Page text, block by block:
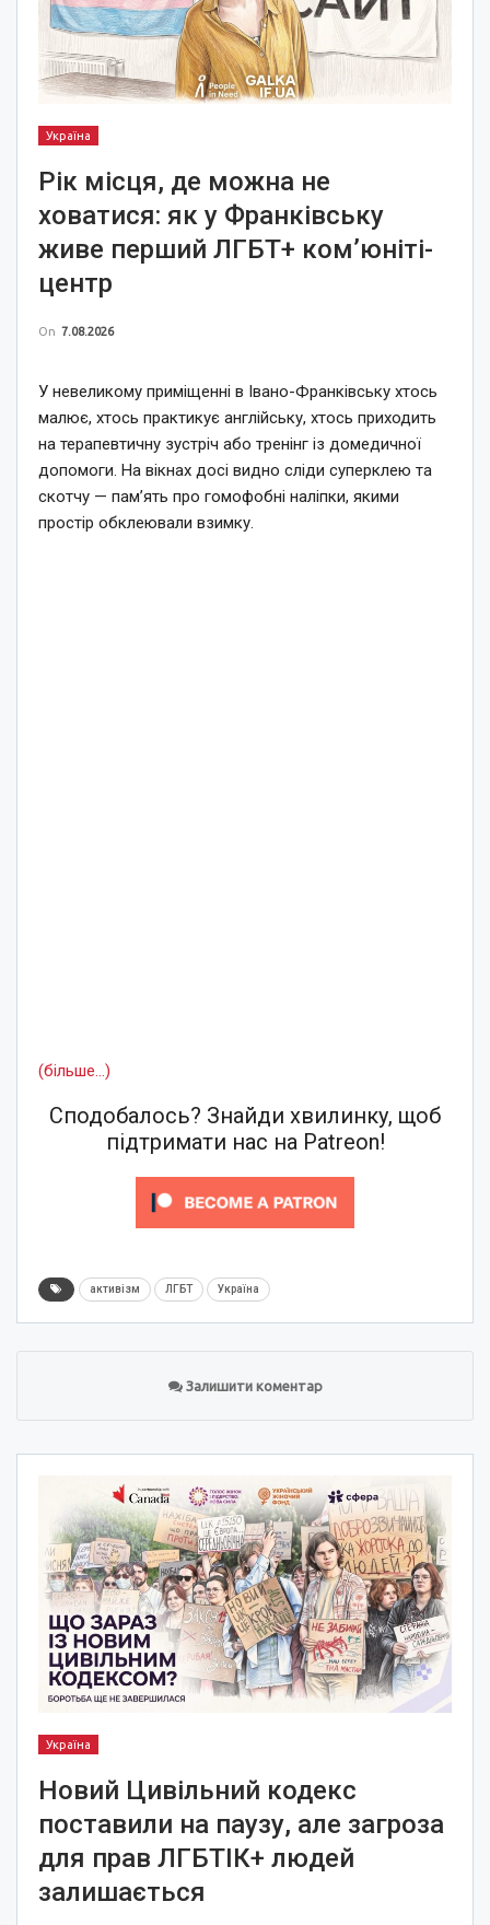
Україна
Рік місця, де можна не
ховатися: як у Франківську
живе перший ЛГБТ+ ком’юніті-
центр
On 7.08.2026
У невеликому приміщенні в Івано-Франківську хтось
малює, хтось практикує англійську, хтось приходить
на терапевтичну зустріч або тренінг із домедичної
допомоги. На вікнах досі видно сліди суперклею та
скотчу — пам’ять про гомофобні наліпки, якими
простір обклеювали взимку.
(більше…)
Сподобалось? Знайди хвилинку, щоб
підтримати нас на Patreon!
активізм ЛГБТ Україна
Залишити коментар
Україна
Новий Цивільний кодекс
поставили на паузу, але загроза
для прав ЛГБТІК+ людей
залишається